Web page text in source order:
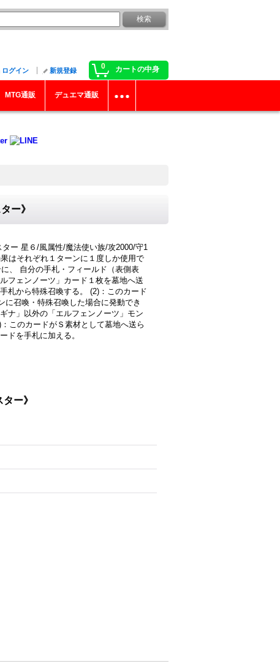
0 カートの中身
ログイン 新規登録
MTG通販 デュエマ通販
ー》
ー 星６/風属性/魔法使い族/攻2000/守1
はそれぞれ１ターンに１度しか使用で
、 自分の手札・フィールド（表側表
フェンノーツ」カード１枚を墓地へ送
札から特殊召喚する。 (2)：このカード
に召喚・特殊召喚した場合に発動でき
ナ」以外の「エルフェンノーツ」モン
このカードがＳ素材として墓地へ送ら
ドを手札に加える。
ー》